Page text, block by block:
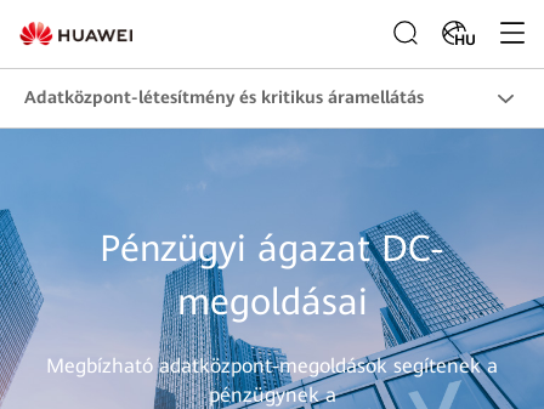
HU
Adatközpont-létesítmény és kritikus áramellátás
Pénzügyi ágazat DC-
megoldásai
Megbízható adatközpont-megoldások segítenek a
pénzügynek a